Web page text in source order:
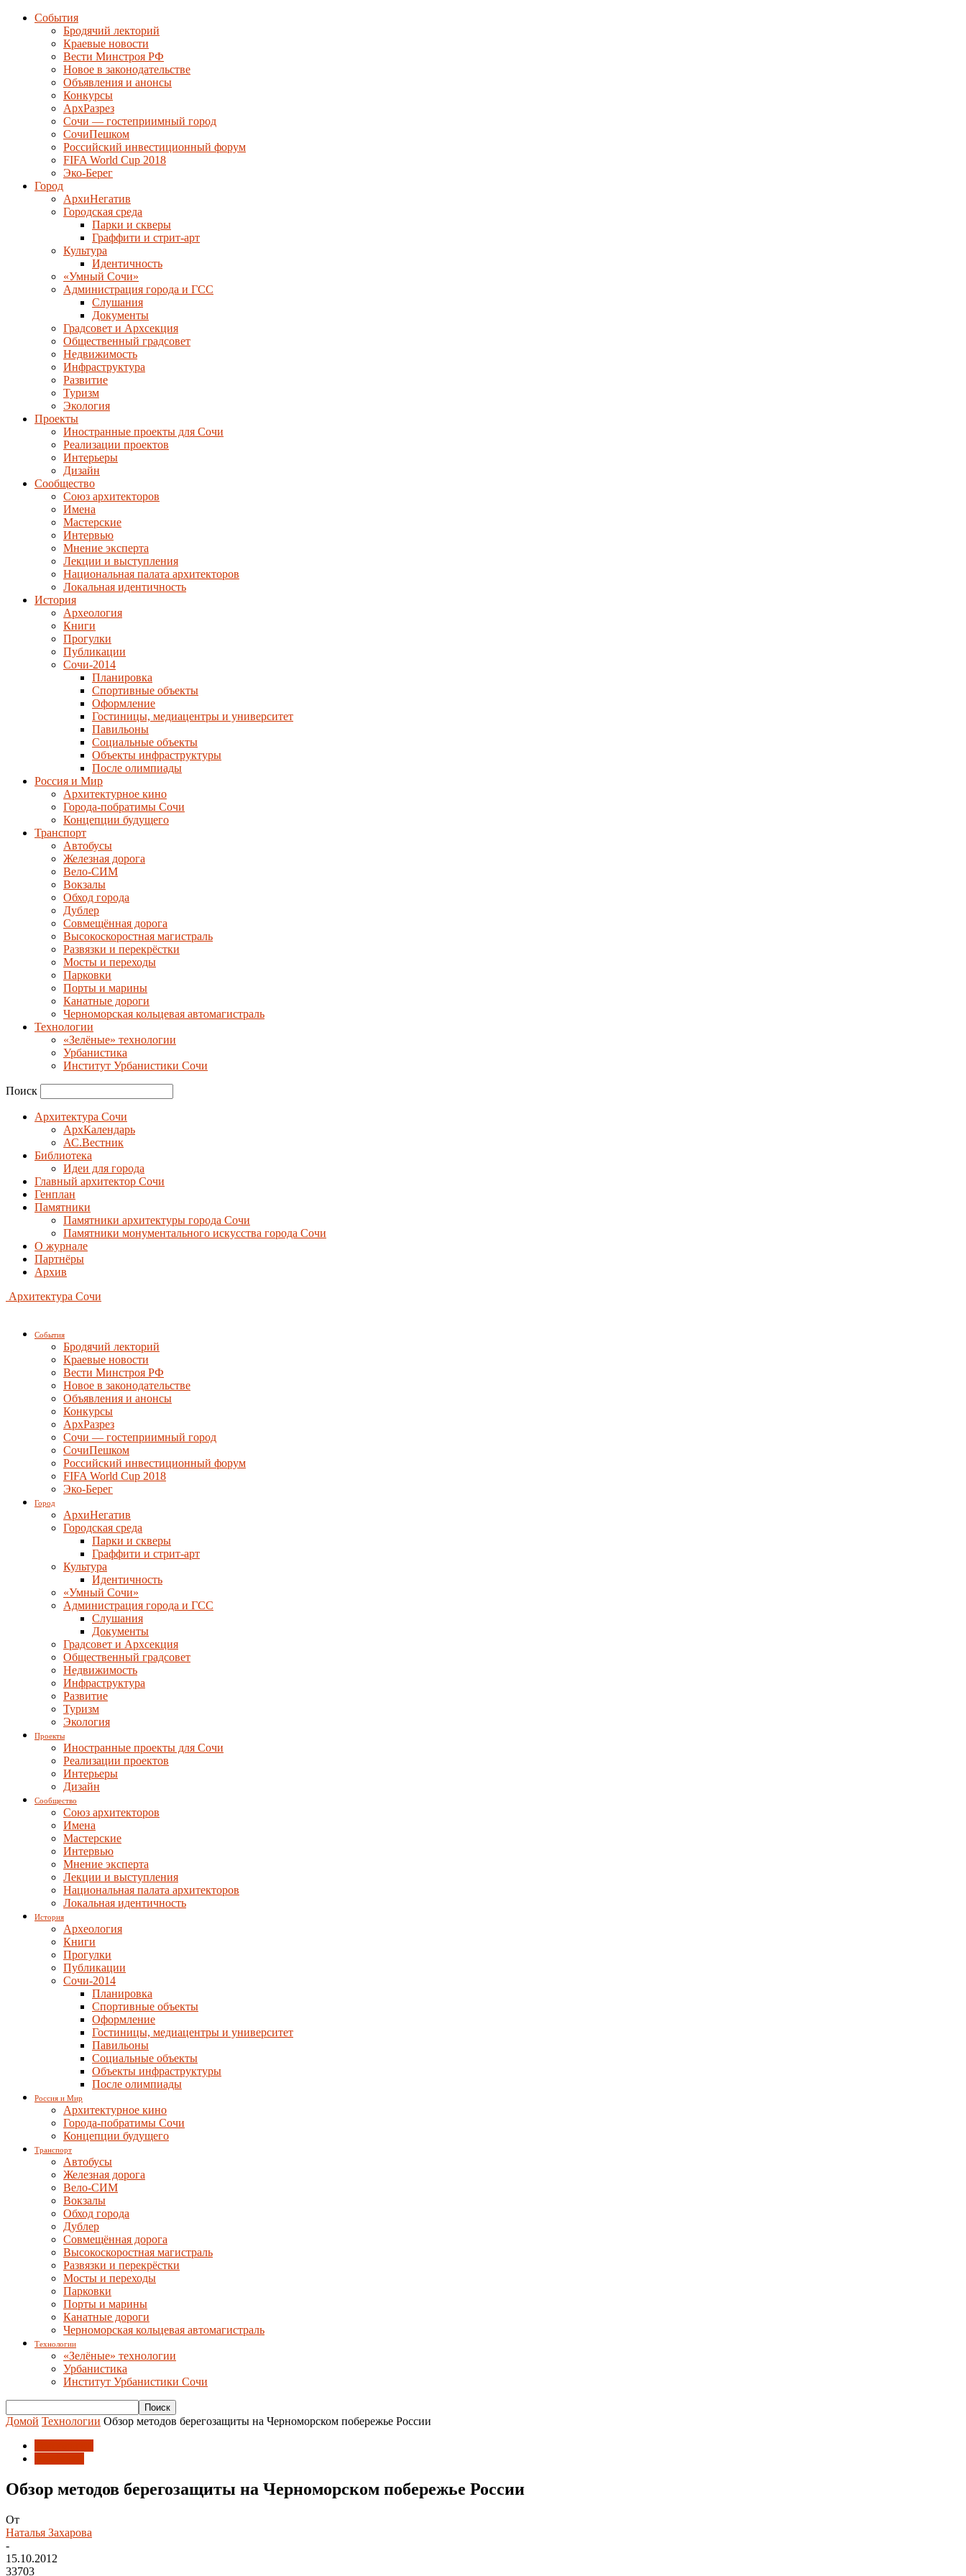
События
Бродячий лекторий
Краевые новости
Вести Минстроя РФ
Новое в законодательстве
Объявления и анонсы
Конкурсы
АрхРазрез
Сочи — гостеприимный город
СочиПешком
Российский инвестиционный форум
FIFA World Cup 2018
Эко-Берег
Город
АрхиНегатив
Городская среда
Парки и скверы
Граффити и стрит-арт
Культура
Идентичность
«Умный Сочи»
Администрация города и ГСС
Слушания
Документы
Градсовет и Архсекция
Общественный градсовет
Недвижимость
Инфраструктура
Развитие
Туризм
Экология
Проекты
Иностранные проекты для Сочи
Реализации проектов
Интерьеры
Дизайн
Сообщество
Союз архитекторов
Имена
Мастерские
Интервью
Мнение эксперта
Лекции и выступления
Национальная палата архитекторов
Локальная идентичность
История
Археология
Книги
Прогулки
Публикации
Сочи-2014
Планировка
Спортивные объекты
Оформление
Гостиницы, медиацентры и университет
Павильоны
Социальные объекты
Объекты инфраструктуры
После олимпиады
Россия и Мир
Архитектурное кино
Города-побратимы Сочи
Концепции будущего
Транспорт
Автобусы
Железная дорога
Вело-СИМ
Вокзалы
Обход города
Дублер
Совмещённая дорога
Высокоскоростная магистраль
Развязки и перекрёстки
Мосты и переходы
Парковки
Порты и марины
Канатные дороги
Черноморская кольцевая автомагистраль
Технологии
«Зелёные» технологии
Урбанистика
Институт Урбанистики Сочи
Поиск
Архитектура Сочи
АрхКалендарь
АС.Вестник
Библиотека
Идеи для города
Главный архитектор Сочи
Генплан
Памятники
Памятники архитектуры города Сочи
Памятники монументального искусства города Сочи
О журнале
Партнёры
Архив
Архитектура Сочи
События
Бродячий лекторий
Краевые новости
Вести Минстроя РФ
Новое в законодательстве
Объявления и анонсы
Конкурсы
АрхРазрез
Сочи — гостеприимный город
СочиПешком
Российский инвестиционный форум
FIFA World Cup 2018
Эко-Берег
Город
АрхиНегатив
Городская среда
Парки и скверы
Граффити и стрит-арт
Культура
Идентичность
«Умный Сочи»
Администрация города и ГСС
Слушания
Документы
Градсовет и Архсекция
Общественный градсовет
Недвижимость
Инфраструктура
Развитие
Туризм
Экология
Проекты
Иностранные проекты для Сочи
Реализации проектов
Интерьеры
Дизайн
Сообщество
Союз архитекторов
Имена
Мастерские
Интервью
Мнение эксперта
Лекции и выступления
Национальная палата архитекторов
Локальная идентичность
История
Археология
Книги
Прогулки
Публикации
Сочи-2014
Планировка
Спортивные объекты
Оформление
Гостиницы, медиацентры и университет
Павильоны
Социальные объекты
Объекты инфраструктуры
После олимпиады
Россия и Мир
Архитектурное кино
Города-побратимы Сочи
Концепции будущего
Транспорт
Автобусы
Железная дорога
Вело-СИМ
Вокзалы
Обход города
Дублер
Совмещённая дорога
Высокоскоростная магистраль
Развязки и перекрёстки
Мосты и переходы
Парковки
Порты и марины
Канатные дороги
Черноморская кольцевая автомагистраль
Технологии
«Зелёные» технологии
Урбанистика
Институт Урбанистики Сочи
Домой Технологии Обзор методов берегозащиты на Черноморском побережье России
Обзор методов берегозащиты на Черноморском побережье России
От
Наталья Захарова
-
15.10.2012
33703